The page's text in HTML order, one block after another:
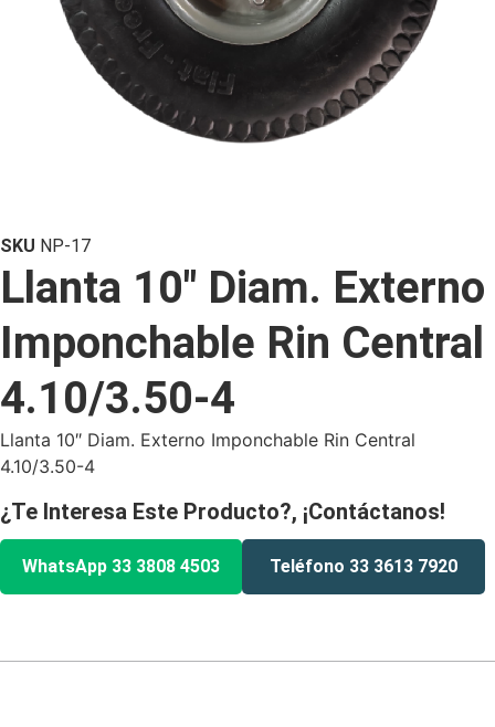
SKU NP-17
Llanta 10″ Diam. Externo
Imponchable Rin Central
4.10/3.50-4
Llanta 10″ Diam. Externo Imponchable Rin Central
4.10/3.50-4
¿Te Interesa Este Producto?, ¡Contáctanos!
WhatsApp 33 3808 4503 Teléfono 33 3613 7920